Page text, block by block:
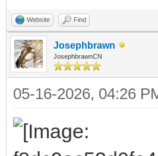
Website Find
Josephbrawn
JosephbrawnCN
05-16-2026, 04:26